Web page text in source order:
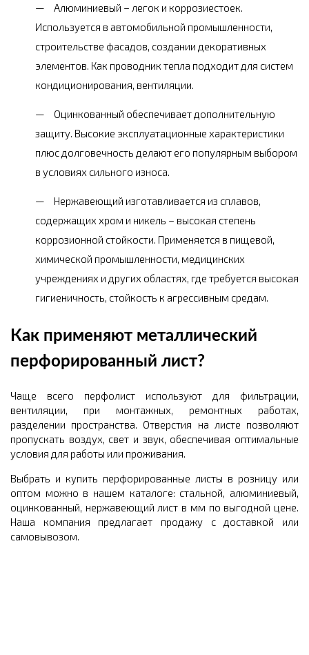
Алюминиевый – легок и коррозиестоек.
Используется в автомобильной промышленности,
строительстве фасадов, создании декоративных
элементов. Как проводник тепла подходит для систем
кондиционирования, вентиляции.
Оцинкованный обеспечивает дополнительную
защиту. Высокие эксплуатационные характеристики
плюс долговечность делают его популярным выбором
в условиях сильного износа.
Нержавеющий изготавливается из сплавов,
содержащих хром и никель – высокая степень
коррозионной стойкости. Применяется в пищевой,
химической промышленности, медицинских
учреждениях и других областях, где требуется высокая
гигиеничность, стойкость к агрессивным средам.
Как применяют металлический
перфорированный лист?
Чаще всего перфолист используют для фильтрации,
вентиляции, при монтажных, ремонтных работах,
разделении пространства. Отверстия на листе позволяют
пропускать воздух, свет и звук, обеспечивая оптимальные
условия для работы или проживания.
Выбрать и купить перфорированные листы в розницу или
оптом можно в нашем каталоге: стальной, алюминиевый,
оцинкованный, нержавеющий лист в мм по выгодной цене.
Наша компания предлагает продажу с доставкой или
самовывозом.